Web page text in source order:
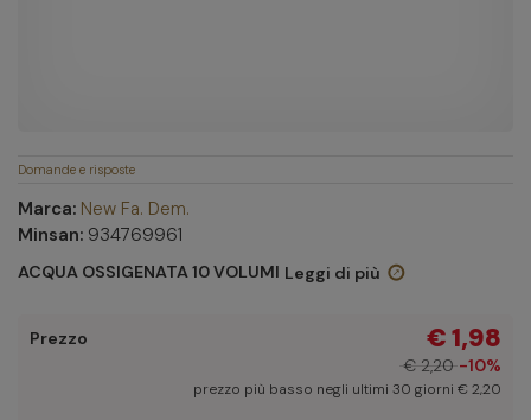
Domande e risposte
Marca: New Fa. Dem.
Minsan: 934769961
ACQUA OSSIGENATA 10 VOLUMI Leggi di più
€ 1,98
€ 2,20 -10%
Prezzo
prezzo più basso negli ultimi 30 giorni € 2,20